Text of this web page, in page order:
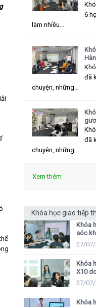
6
làm nhiều...
đã
chuyện, những...
đã
chuyện, những...
Xem thêm
Khóa học giao tiếp
Khóa
sóc
27/
Khóa
X10
27/
Khóa